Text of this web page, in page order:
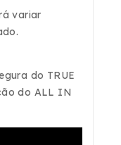
variar
do TRUE
do ALL IN